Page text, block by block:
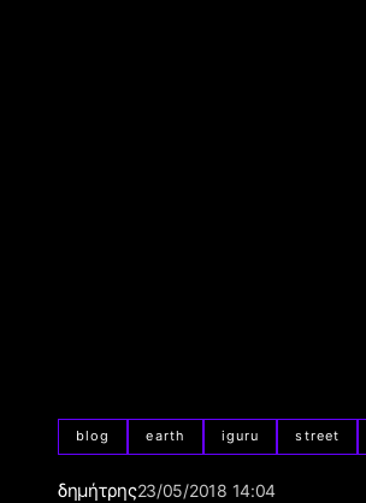
blog earth iguru street
δημήτρης23/05/2018 14:04